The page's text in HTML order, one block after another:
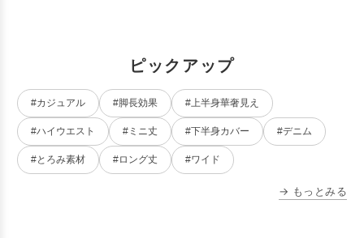
ピックアップ
#カジュアル #脚長効果 #上半身華奢見え
#ハイウエスト #ミニ丈 #下半身カバー #デニム
#とろみ素材 #ロング丈 #ワイド
→ もっとみる